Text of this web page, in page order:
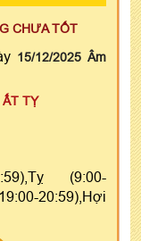
CHƯA TỐT
15/12/2025 Âm
ẤT TỴ
(9:00-
20:59),Hợi